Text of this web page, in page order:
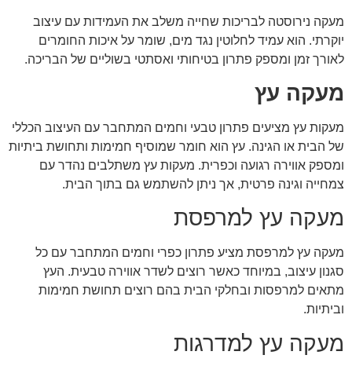
מעקה נירוסטה לבריכות שחייה משלב את העמידות עם עיצוב
יוקרתי. הוא עמיד לחלוטין נגד מים, שומר על איכות החומרים
לאורך זמן ומספק פתרון בטיחותי ואסתטי בשוליים של הבריכה.
מעקה עץ
מעקות עץ מציעים פתרון טבעי וחמים המתחבר עם העיצוב הכללי
של הבית או הגינה. עץ הוא חומר שמוסיף חמימות ותחושת ביתיות
ומספק אווירה רגועה וכפרית. מעקות עץ משתלבים נהדר עם
צמחייה וגינה פרטית, אך ניתן להשתמש גם בתוך הבית.
מעקה עץ למרפסת
מעקה עץ למרפסת מציע פתרון כפרי וחמים המתחבר עם כל
סגנון עיצוב, במיוחד כאשר רוצים לשדר אווירה טבעית. העץ
מתאים למרפסות ובחלקי הבית בהם רוצים תחושת חמימות
וביתיות.
מעקה עץ למדרגות